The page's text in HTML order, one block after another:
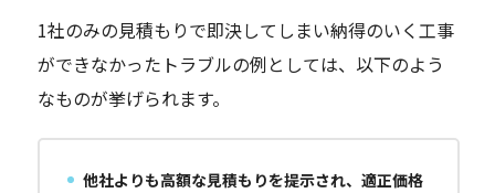
1社のみの見積もりで即決してしまい納得のいく工事
ができなかったトラブルの例としては、以下のよう
なものが挙げられます。
他社よりも高額な見積もりを提示され、適正価格